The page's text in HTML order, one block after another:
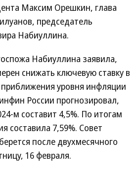
Максим Орешкин, глава
председатель
Набиуллина.
Набиуллина заявила,
снижать ключевую ставку в
приближения уровня инфляции
России прогнозировал,
м составит 4,5%. По итогам
составила 7,59%. Совет
после двухмесячного
16 февраля.